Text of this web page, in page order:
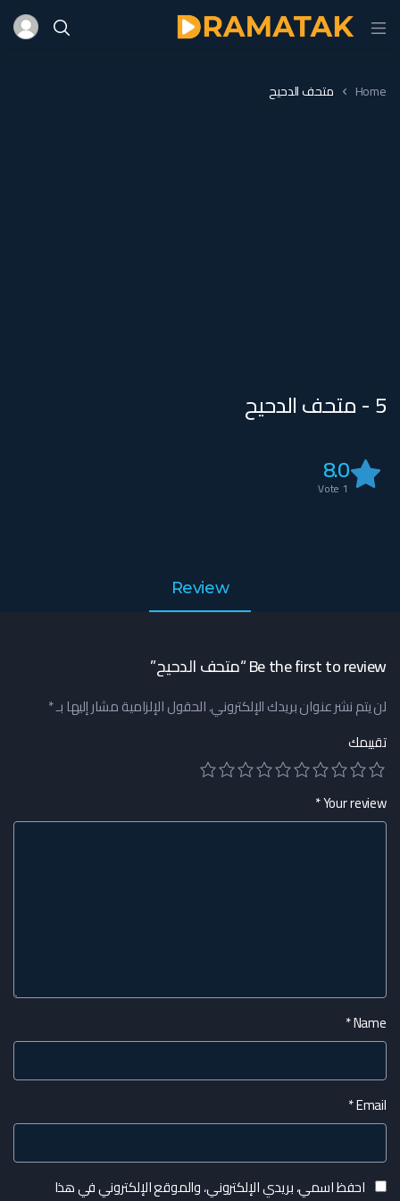
Home متحف الدحيح
5 - متحف الدحيح
8.0
1
Review
Be the first to review “متحف الدحيح”
لن يتم نشر عنوان بريدك الإلكتروني.الحقول الإلزامية مشار إليها بـ*
تقييمك
Your review
*
Name
*
Email
*
احفظ اسمي، بريدي الإلكتروني، والموقع الإلكتروني في هذا